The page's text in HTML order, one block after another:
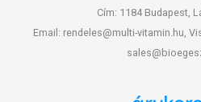
Cím: 1184 Budapest,
Email: rendeles@multi-vitamin.hu,